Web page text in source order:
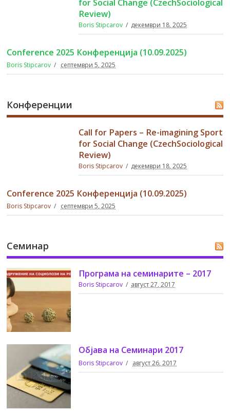
for Social Change (CzechSociological
Review)
Boris Stipcarov декември 18, 2025
Conference 2025 Конференција (10.09.2025)
Boris Stipcarov септември 5, 2025
Конференции
Call for Papers – Re-imagining Sport
for Social Change (CzechSociological
Review)
Boris Stipcarov декември 18, 2025
Conference 2025 Конференција (10.09.2025)
Boris Stipcarov септември 5, 2025
Семинар
Програма на семинарите – 2017
Boris Stipcarov август 27, 2017
Објава на Семинари 2017
Boris Stipcarov август 26, 2017